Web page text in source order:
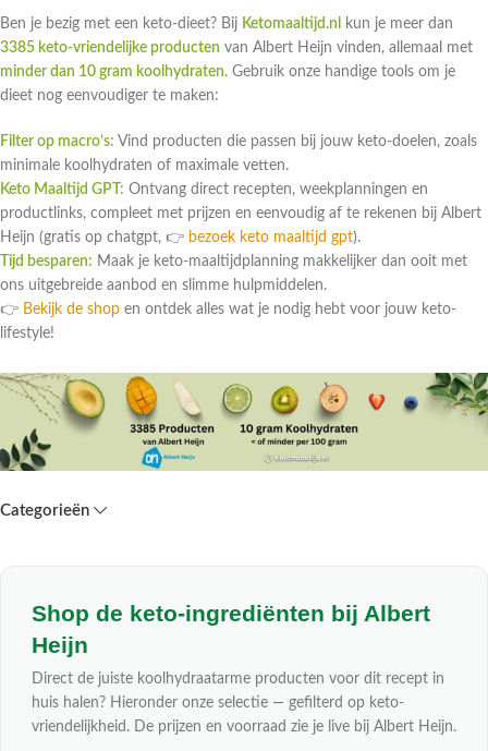
Ben je bezig met een keto-dieet? Bij Ketomaaltijd.nl
kun je meer dan
3385 keto-vriendelijke producten van Albert Heijn vinden, allemaal met
minder dan 10 gram koolhydraten. Gebruik onze handige tools om je
dieet nog eenvoudiger te maken:
Filter op macro’s: Vind producten die passen bij jouw keto-doelen, zoals
minimale koolhydraten of maximale vetten.
Keto Maaltijd GPT: Ontvang direct recepten, weekplanningen en
productlinks, compleet met prijzen en eenvoudig af te rekenen bij Albert
Heijn (gratis op chatgpt, 👉 bezoek keto maaltijd gpt).
Tijd besparen: Maak je keto-maaltijdplanning makkelijker dan ooit met
ons uitgebreide aanbod en slimme hulpmiddelen.
👉 Bekijk de shop en ontdek alles wat je nodig hebt voor jouw keto-
lifestyle!
Categorieën
Shop de keto-ingrediënten bij Albert
Heijn
Direct de juiste koolhydraatarme producten voor dit recept in
huis halen? Hieronder onze selectie — gefilterd op keto-
vriendelijkheid. De prijzen en voorraad zie je live bij Albert Heijn.